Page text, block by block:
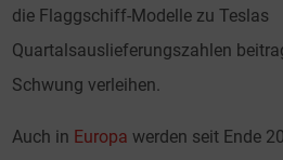
die Flaggschiff-Modelle zu Teslas
Quartalsauslieferungszahlen
Schwung verleihen.
Auch in Europa werden seit Ende